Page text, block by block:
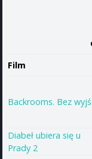
Film
Backrooms. Bez
Diabeł ubiera się u
Prady 2